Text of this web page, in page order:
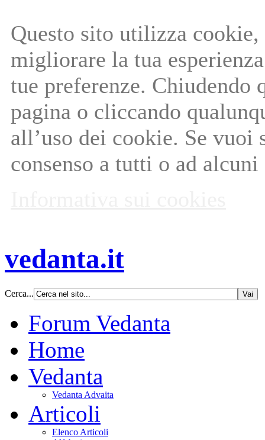
Questo sito utilizza
migliorare la tua
tue preferenze. Chiudendo
pagina o cliccando
all’uso dei cookie. Se vuoi
consenso a tutti o ad
vedanta.it
Cerca...
Forum Vedanta
Home
Vedanta
Vedanta Advaita
Articoli
Elenco Articoli